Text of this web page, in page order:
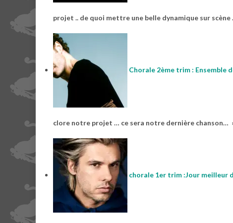
projet .. de quoi mettre une belle dynamique sur
Chorale 2ème trim : Ensemble
clore notre projet … ce sera notre dernière chanson…
chorale 1er trim :Jour meilleur